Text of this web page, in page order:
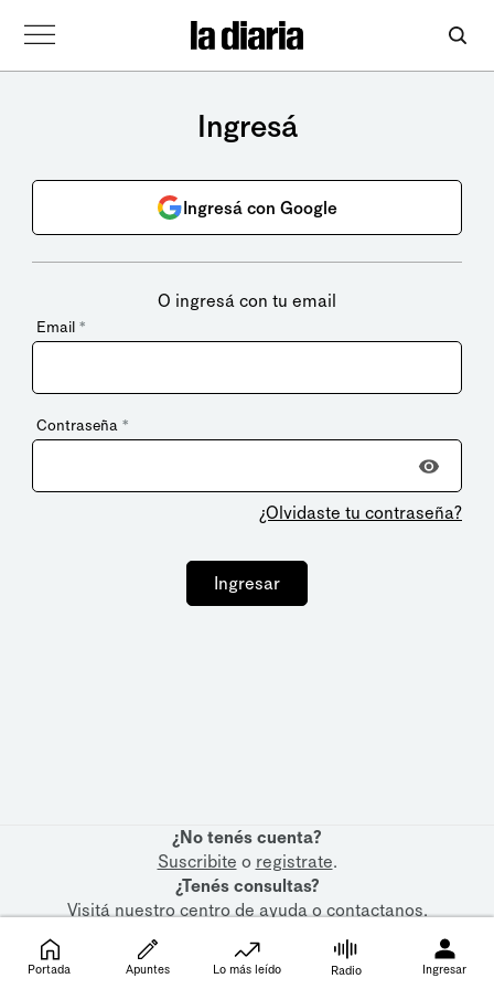
Ingresá
Ingresá con Google
O ingresá con tu email
Email *
Contraseña *
¿Olvidaste tu contraseña?
Ingresar
¿No tenés cuenta?
Suscribite o registrate.
¿Tenés consultas?
Visitá nuestrocentro de ayudaocontactanos.
Portada Apuntes Lo más leído Radio Ingresar